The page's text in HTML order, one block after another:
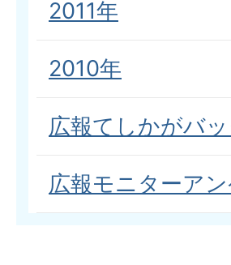
2011年
2010年
広報てしかがバ
広報モニターアン